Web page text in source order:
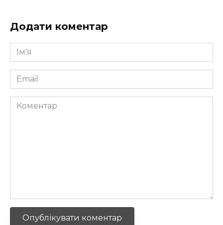
Додати коментар
Ім'я
*
Email
*
Коментар